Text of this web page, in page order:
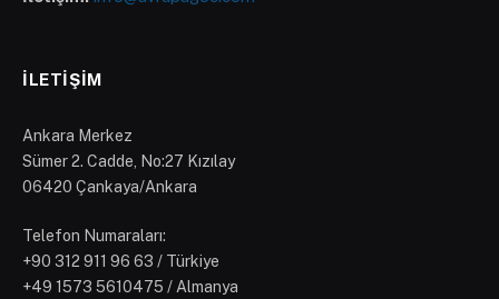
İLETIŞIM
Ankara Merkez
Sümer 2. Cadde, No:27 Kızılay
06420 Çankaya/Ankara
Telefon Numaraları:
‪+90 312 911 96 63‬ / Türkiye
+49 1573 5610475 / Almanya